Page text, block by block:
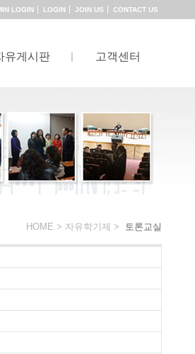
LOGIN LOGIN JOIN US CONTACT US
유게시판 고객센터
HOME > 자유학기제 > 토론교실